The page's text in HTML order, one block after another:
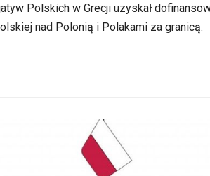
Polskich w Grecji uzyskał
nad Polonią i Polakami za granicą.